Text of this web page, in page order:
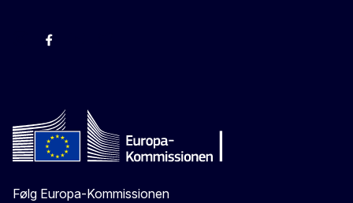
Følg Europa-Kommissionen